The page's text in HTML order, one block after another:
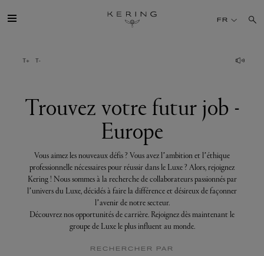
votre
futur
DÉV. DURABLE
FINANCE
PRESSE
FR
Trouvez votre futur job -
Europe
Vous aimez les nouveaux défis ? Vous avez l’ambition et l’éthique
professionnelle nécessaires pour réussir dans le Luxe ? Alors, rejoignez
Kering ! Nous sommes à la recherche de collaborateurs passionnés par
l’univers du Luxe, décidés à faire la différence et désireux de façonner
l’avenir de notre secteur.
Découvrez nos opportunités de carrière. Rejoignez dès maintenant le
groupe de Luxe le plus influent au monde.
RECHERCHER PAR